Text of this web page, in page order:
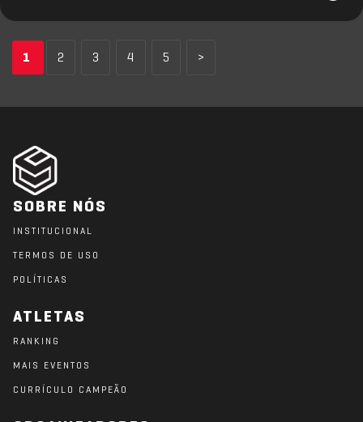
1 2 3 4 5 >
SOBRE NÓS
INSTITUCIONAL
TERMOS DE USO
POLÍTICAS
ATLETAS
RANKING
MAIS EVENTOS
CURRÍCULO CAMPEÃO